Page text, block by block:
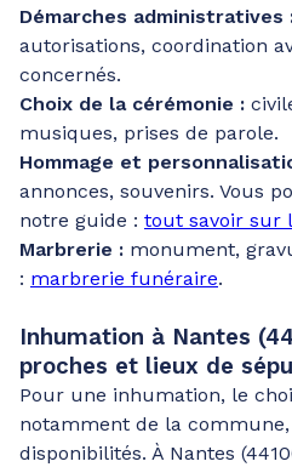
Démarches administratives
autorisations, coordination
concernés.
Choix de la cérémonie :
musiques, prises de parole.
Hommage et
annonces, souvenirs. Vous
notre guide : tout savoir sur
Marbrerie : monument,
: marbrerie funéraire.
Inhumation à Nantes
proches et lieux de
Pour une inhumation, le
notamment de la
disponibilités. À Nantes